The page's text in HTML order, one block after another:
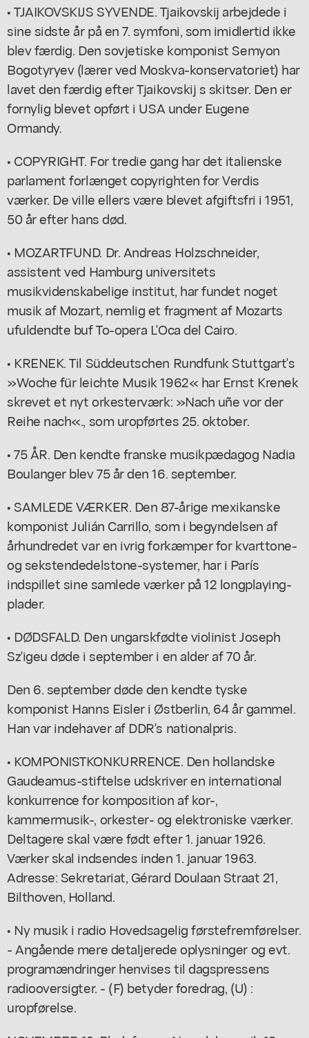
• TJAIKOVSKIJS SYVENDE. Tjaikovskij arbejdede i
sine sidste år på en 7. symfoni, som imidlertid ikke
blev færdig. Den sovjetiske komponist Semyon
Bogotyryev (lærer ved Moskva-konservatoriet) har
lavet den færdig efter Tjaikovskij s skitser. Den er
fornylig blevet opført i USA under Eugene
Ormandy.
• COPYRIGHT. For tredie gang har det italienske
parlament forlænget copyrighten for Verdis
værker. De ville ellers være blevet afgiftsfri i 1951,
50 år efter hans død.
• MOZARTFUND. Dr. Andreas Holzschneider,
assistent ved Hamburg universitets
musikvidenskabelige institut, har fundet noget
musik af Mozart, nemlig et fragment af Mozarts
ufuldendte buf To-opera L'Oca del Cairo.
• KRENEK. Til Süddeutschen Rundfunk Stuttgart's
»Woche für leichte Musik 1962« har Ernst Krenek
skrevet et nyt orkesterværk: »Nach uñe vor der
Reihe nach«., som uropførtes 25. oktober.
• 75 ÅR. Den kendte franske musikpædagog Nadia
Boulanger blev 75 år den 16. september.
• SAMLEDE VÆRKER. Den 87-årige mexikanske
komponist Julián Carrillo, som i begyndelsen af
århundredet var en ivrig forkæmper for kvarttone-
og sekstendedelstone-systemer, har i París
indspillet sine samlede værker på 12 longplaying-
plader.
• DØDSFALD. Den ungarskfødte violinist Joseph
Sz'igeu døde i september i en alder af 70 år.
Den 6. september døde den kendte tyske
komponist Hanns Eisler i Østberlin, 64 år gammel.
Han var indehaver af DDR's nationalpris.
• KOMPONISTKONKURRENCE. Den hollandske
Gaudeamus-stiftelse udskriver en international
konkurrence for komposition af kor-,
kammermusik-, orkester- og elektroniske værker.
Deltagere skal være født efter 1. januar 1926.
Værker skal indsendes inden 1. januar 1963.
Adresse: Sekretariat, Gérard Doulaan Straat 21,
Bilthoven, Holland.
• Ny musik i radio Hovedsagelig førstefremførelser.
- Angående mere detaljerede oplysninger og evt.
programændringer henvises til dagspressens
radiooversigter. - (F) betyder foredrag, (U) :
uropførelse.